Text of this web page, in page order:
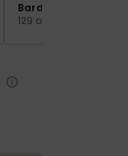
Bardzo dobry
129 opinii